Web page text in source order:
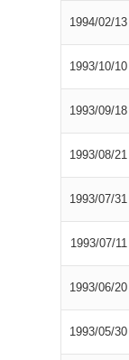
1994/02/13
1993/10/10
1993/09/18
1993/08/21
1993/07/31
1993/07/11
1993/06/20
1993/05/30